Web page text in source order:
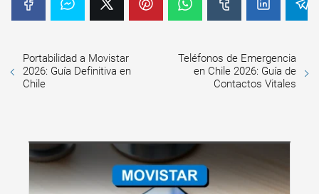
Portabilidad a Movistar
2026: Guía Definitiva en
Chile
Teléfonos de Emergencia
en Chile 2026: Guía de
Contactos Vitales